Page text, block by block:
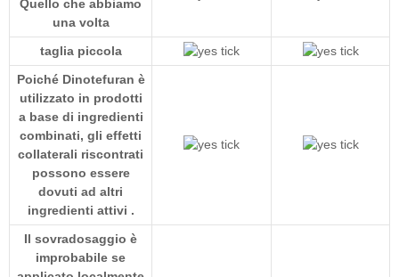
Quello che abbiamo
una volta
taglia piccola
Poiché Dinotefuran è
utilizzato in prodotti
a base di ingredienti
combinati, gli effetti
collaterali riscontrati
possono essere
dovuti ad altri
ingredienti attivi .
Il sovradosaggio è
improbabile se